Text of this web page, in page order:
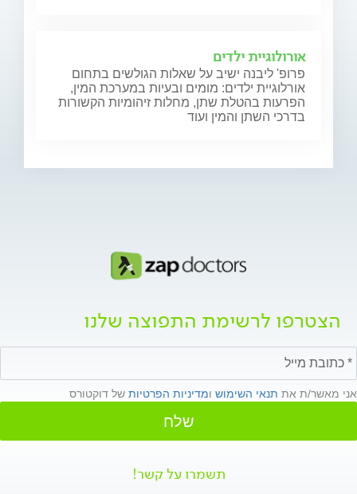
אורולוגיית ילדים
פרופ' ליבנה ישיב על שאלות הגולשים בתחום
אורלוגיית ילדים: מומים ובעיות במערכת המין,
הפרעות בהטלת שתן, מחלות זיהומיות הקשורות
בדרכי השתן והמין ועוד
הצטרפו לרשימת התפוצה שלנו
אני מאשר/ת את תנאי השימוש ומדיניות הפרטיות של דוקטורס
שלח
תשמרו על קשר!